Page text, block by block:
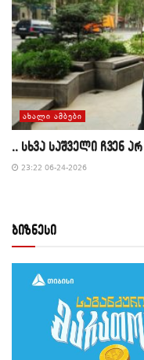
ᲐᲮᲐᲚᲘ ᲐᲛᲑᲔᲑᲘ
,, სხვა საშველი ჩვენ
23:22 06-24-2026
ბიზნესი